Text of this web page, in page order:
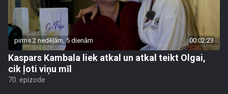
pirms 2 nedēļām, 5 dienām 00:02:23
Kaspars Kambala liek atkal un atkal teikt Olgai,
cik ļoti viņu mīl
70. epizode